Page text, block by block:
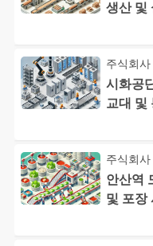
생산 및
주식회
시화공
교대 및
주식회
안산역
및 포장